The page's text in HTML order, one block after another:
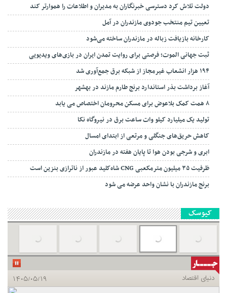
دولت تلاش کرد دسترسی خبرنگاران به مدیران و اطلاعات را هموارتر کند
تعیین تیم منتخب جودوی مازندران در آمل
کارخانه بازیافت زباله در مازندران ساخته می‌شود
ثبت جهانی الموت؛ فرصتی برای روایت تمدن ایران در بازی‌های ویدیویی
۱۹۴ هزار انشعاب غیرمجاز از شبکه برق جمع‌آوری شد
آغاز برداشت بذر استاندارد برنج طارم مازند در بهشهر
۸ همت کمک بلاعوض برای مسکن محرومان اختصاص می یابد
تولید یک میلیارد کیلو وات ساعت برق در نیروگاه نکا
کاهش حریق‌های جنگلی و مرتعی از ابتدای امسال
ابری و شرجی بودن هوا تا پایان هفته در مازندران
ظرفیت ۳۵ میلیون مترمکعبی CNG شاه‌کلید عبور از ناترازی بنزین است
برنج مازندران با نشان واحد عرضه می شود
کیوسک